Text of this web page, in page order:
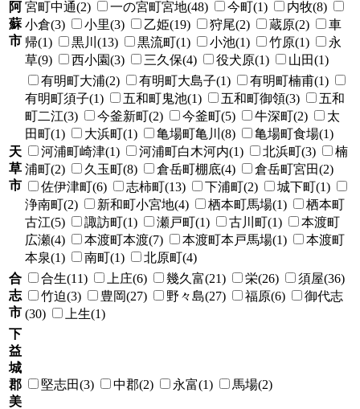
阿
蘇
市
宮町中通(2) 一の宮町宮地(48) 今町(1)
内牧(8)
小倉(3)
小里(3) 乙姫(19) 狩尾(2) 蔵原(2)
車
帰(1)
黒川(13) 黒流町(1) 小池(1) 竹原(1)
永
草(9)
西小園(3) 三久保(4) 役犬原(1) 山田(1)
天
草
市
有明町大浦(2) 有明町大島子(1)
有明町楠甫(1)
有明町須子(1)
五和町鬼池(1) 五和町御領(3)
五和
町二江(3)
今釜新町(2) 今釜町(5) 牛深町(2)
太
田町(1)
大浜町(1) 亀場町亀川(8)
亀場町食場(1)
河浦町崎津(1)
河浦町白木河内(1) 北浜町(3)
楠
浦町(2)
久玉町(8) 倉岳町棚底(4)
倉岳町宮田(2)
佐伊津町(6)
志柿町(13) 下浦町(2)
城下町(1)
浄南町(2)
新和町小宮地(4) 栖本町馬場(1)
栖本町
古江(5)
諏訪町(1) 瀬戸町(1) 古川町(1)
本渡町
広瀬(4)
本渡町本渡(7) 本渡町本戸馬場(1)
本渡町
本泉(1)
南町(1)
北原町(4)
合
志
市
合生(11) 上庄(6) 幾久富(21) 栄(26)
須屋(36)
竹迫(3)
豊岡(27) 野々島(27) 福原(6)
御代志
(30)
上生(1)
下
益
城
郡
美
堅志田(3) 中郡(2) 永富(1) 馬場(2)